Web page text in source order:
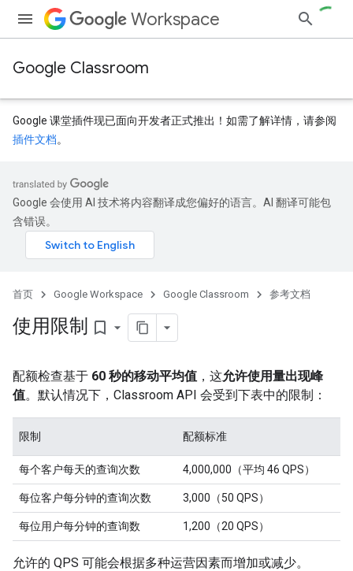
Workspace
Google Classroom
Google 课堂插件现已面向开发者正式推出！如需了解详情，请参阅
插件文档。
Google 会使用 AI 技术将内容翻译成您偏好的语言。AI 翻译可能包
含错误。
首页 Google Workspace Google Classroom 参考文档
使用限制 bookmark_border
配额检查基于 60 秒的移动平均值 ，这允许使用量出现峰
值。默认情况下，Classroom API 会受到下表中的限制：
限制 配额标准
每个客户每天的查询次数 4,000,000（平均 46 QPS）
每位客户每分钟的查询次数 3,000（50 QPS）
每位用户每分钟的查询数 1,200（20 QPS）
允许的 QPS 可能会根据多种运营因素而增加或减少。